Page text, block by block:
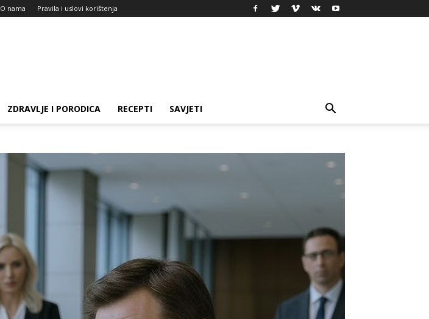
O nama Pravila i uslovi korištenja
ZDRAVLJE I PORODICA RECEPTI SAVJETI